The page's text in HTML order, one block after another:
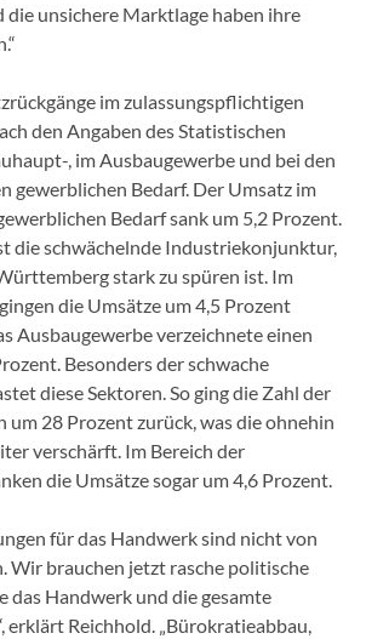
die unsichere Marktlage haben ihre
im zulassungspflichtigen
den Angaben des Statistischen
, im Ausbaugewerbe und bei den
gewerblichen Bedarf. Der Umsatz im
Bedarf sank um 5,2 Prozent.
die schwächelnde Industriekonjunktur,
stark zu spüren ist. Im
die Umsätze um 4,5 Prozent
Ausbaugewerbe verzeichnete einen
Besonders der schwache
diese Sektoren. So ging die Zahl der
um 28 Prozent zurück, was die ohnehin
verschärft. Im Bereich der
die Umsätze sogar um 4,6 Prozent.
für das Handwerk sind nicht von
Wir brauchen jetzt rasche politische
das Handwerk und die gesamte
erklärt Reichhold. „Bürokratieabbau,